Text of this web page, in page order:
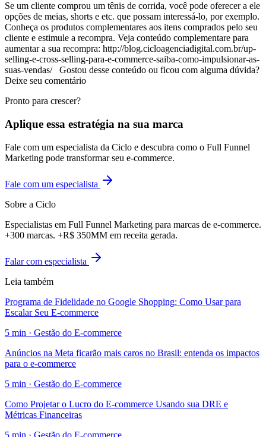
Se um cliente comprou um tênis de corrida, você pode oferecer a ele
opções de meias, shorts e etc. que possam interessá-lo, por exemplo.
Conheça os produtos complementares aos itens comprados pelo seu
cliente e estimule a recompra. Veja conteúdo complementare para
aumentar a sua recompra: http://blog.cicloagenciadigital.com.br/up-
selling-e-cross-selling-para-e-commerce-saiba-como-impulsionar-as-
suas-vendas/ Gostou desse conteúdo ou ficou com alguma dúvida?
Deixe seu comentário
Pronto para crescer?
Aplique essa estratégia na sua marca
Fale com um especialista da Ciclo e descubra como o Full Funnel
Marketing pode transformar seu e-commerce.
Fale com um especialista
Sobre a Ciclo
Especialistas em Full Funnel Marketing para marcas de e-commerce.
+300 marcas. +R$ 350MM em receita gerada.
Falar com especialista
Leia também
Programa de Fidelidade no Google Shopping: Como Usar para
Escalar Seu E-commerce
5 min · Gestão do E-commerce
Anúncios na Meta ficarão mais caros no Brasil: entenda os impactos
para o e-commerce
5 min · Gestão do E-commerce
Como Projetar o Lucro do E-commerce Usando sua DRE e
Métricas Financeiras
5 min · Gestão do E-commerce